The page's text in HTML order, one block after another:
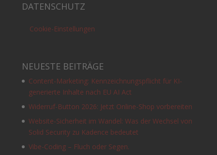
DATENSCHUTZ
Cookie-Einstellungen
NEUESTE BEITRÄGE
Content-Marketing: Kennzeichnungspflicht für KI-
generierte Inhalte nach EU AI Act
Widerruf-Button 2026: Jetzt Online-Shop vorbereiten
Website-Sicherheit im Wandel: Was der Wechsel von
Solid Security zu Kadence bedeutet
Vibe-Coding – Fluch oder Segen.